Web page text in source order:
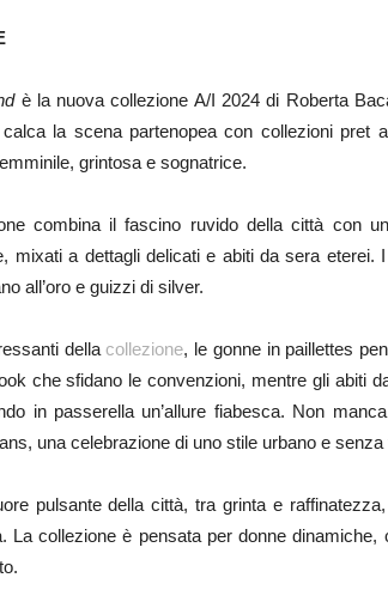
è la nuova collezione A/I 2024 di Roberta
calca la scena partenopea con collezioni pret
grintosa e sognatrice.
combina il fascino ruvido della città con
mixati a dettagli delicati e abiti da sera
all’oro e guizzi di silver.
dellacollezione, le gonne in paillettes
che sfidano le convenzioni, mentre gli abiti
in passerella un’allure fiabesca. Non
una celebrazione di uno stile urbano e senza
pulsante della città, tra grinta e
La collezione è pensata per donne